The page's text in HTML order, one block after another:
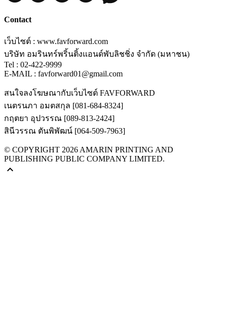
Contact
เว็บไซต์ : www.favforward.com
บริษัท อมรินทร์พริ้นติ้งแอนด์พับลิชชิ่ง จำกัด (มหาชน)
Tel : 02-422-9999
E-MAIL : favforward01@gmail.com
สนใจลงโฆษณากับเว็บไซต์ FAVFORWARD
เนตรนภา อมตสกุล [081-684-8324]
กฤตยา อุปวรรณ [089-813-2424]
สินีวรรณ ตันพิพัฒน์ [064-509-7963]
© COPYRIGHT 2026 AMARIN PRINTING AND
PUBLISHING PUBLIC COMPANY LIMITED.
keyboard_arrow_up